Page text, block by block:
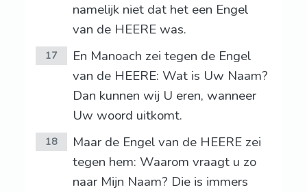
namelijk niet dat het een Engel
van de HEERE was.
17
En Manoach zei tegen de Engel
van de HEERE: Wat is Uw Naam?
Dan kunnen wij U eren, wanneer
Uw woord uitkomt.
18
Maar de Engel van de HEERE zei
tegen hem: Waarom vraagt u zo
naar Mijn Naam? Die is immers